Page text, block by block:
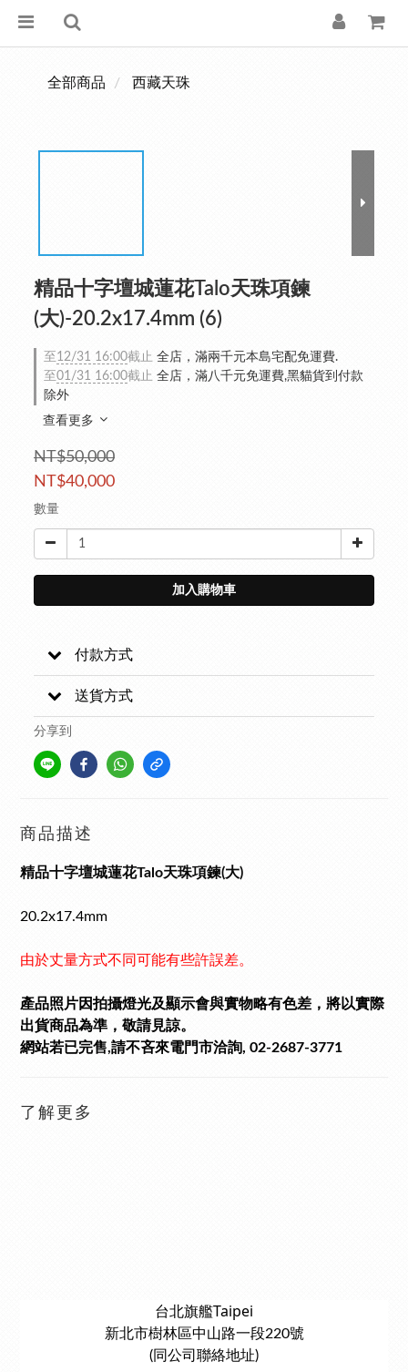
全部商品 西藏天珠
精品十字壇城蓮花Talo天珠項鍊
(大)-20.2x17.4mm (6)
至 12/31 16:00截止 全店，滿兩千元本島宅配免運費.
至01/31 16:00截止 全店，滿八千元免運費,黑貓貨到付款
除外
查看更多
NT$50,000
NT$40,000
數量
加入購物車
付款方式
送貨方式
分享到
商品描述
精品十字壇城蓮花Talo天珠項鍊(大)
20.2x17.4mm
由於丈量方式不同可能有些許誤差。
產品照片因拍攝燈光及顯示會與實物略有色差，將以實際
出貨商品為準，敬請見諒。
網站若已完售,請不吝來電門市洽詢, 02-2687-3771
了解更多
台北旗艦Taipei
新北市樹林區中山路一段220號
(同公司聯絡地址)